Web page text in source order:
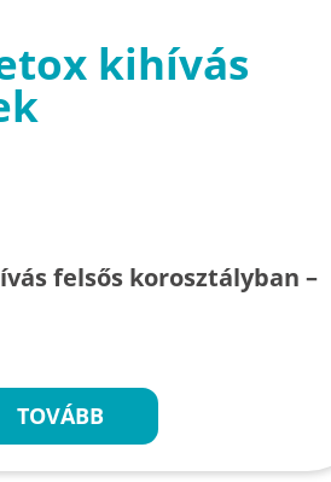
kihívás
felsős korosztályban –
TOVÁBB